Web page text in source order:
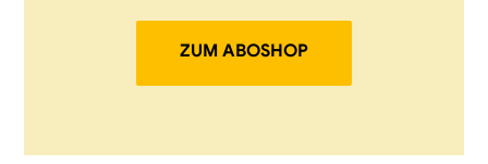
ZUM ABOSHOP